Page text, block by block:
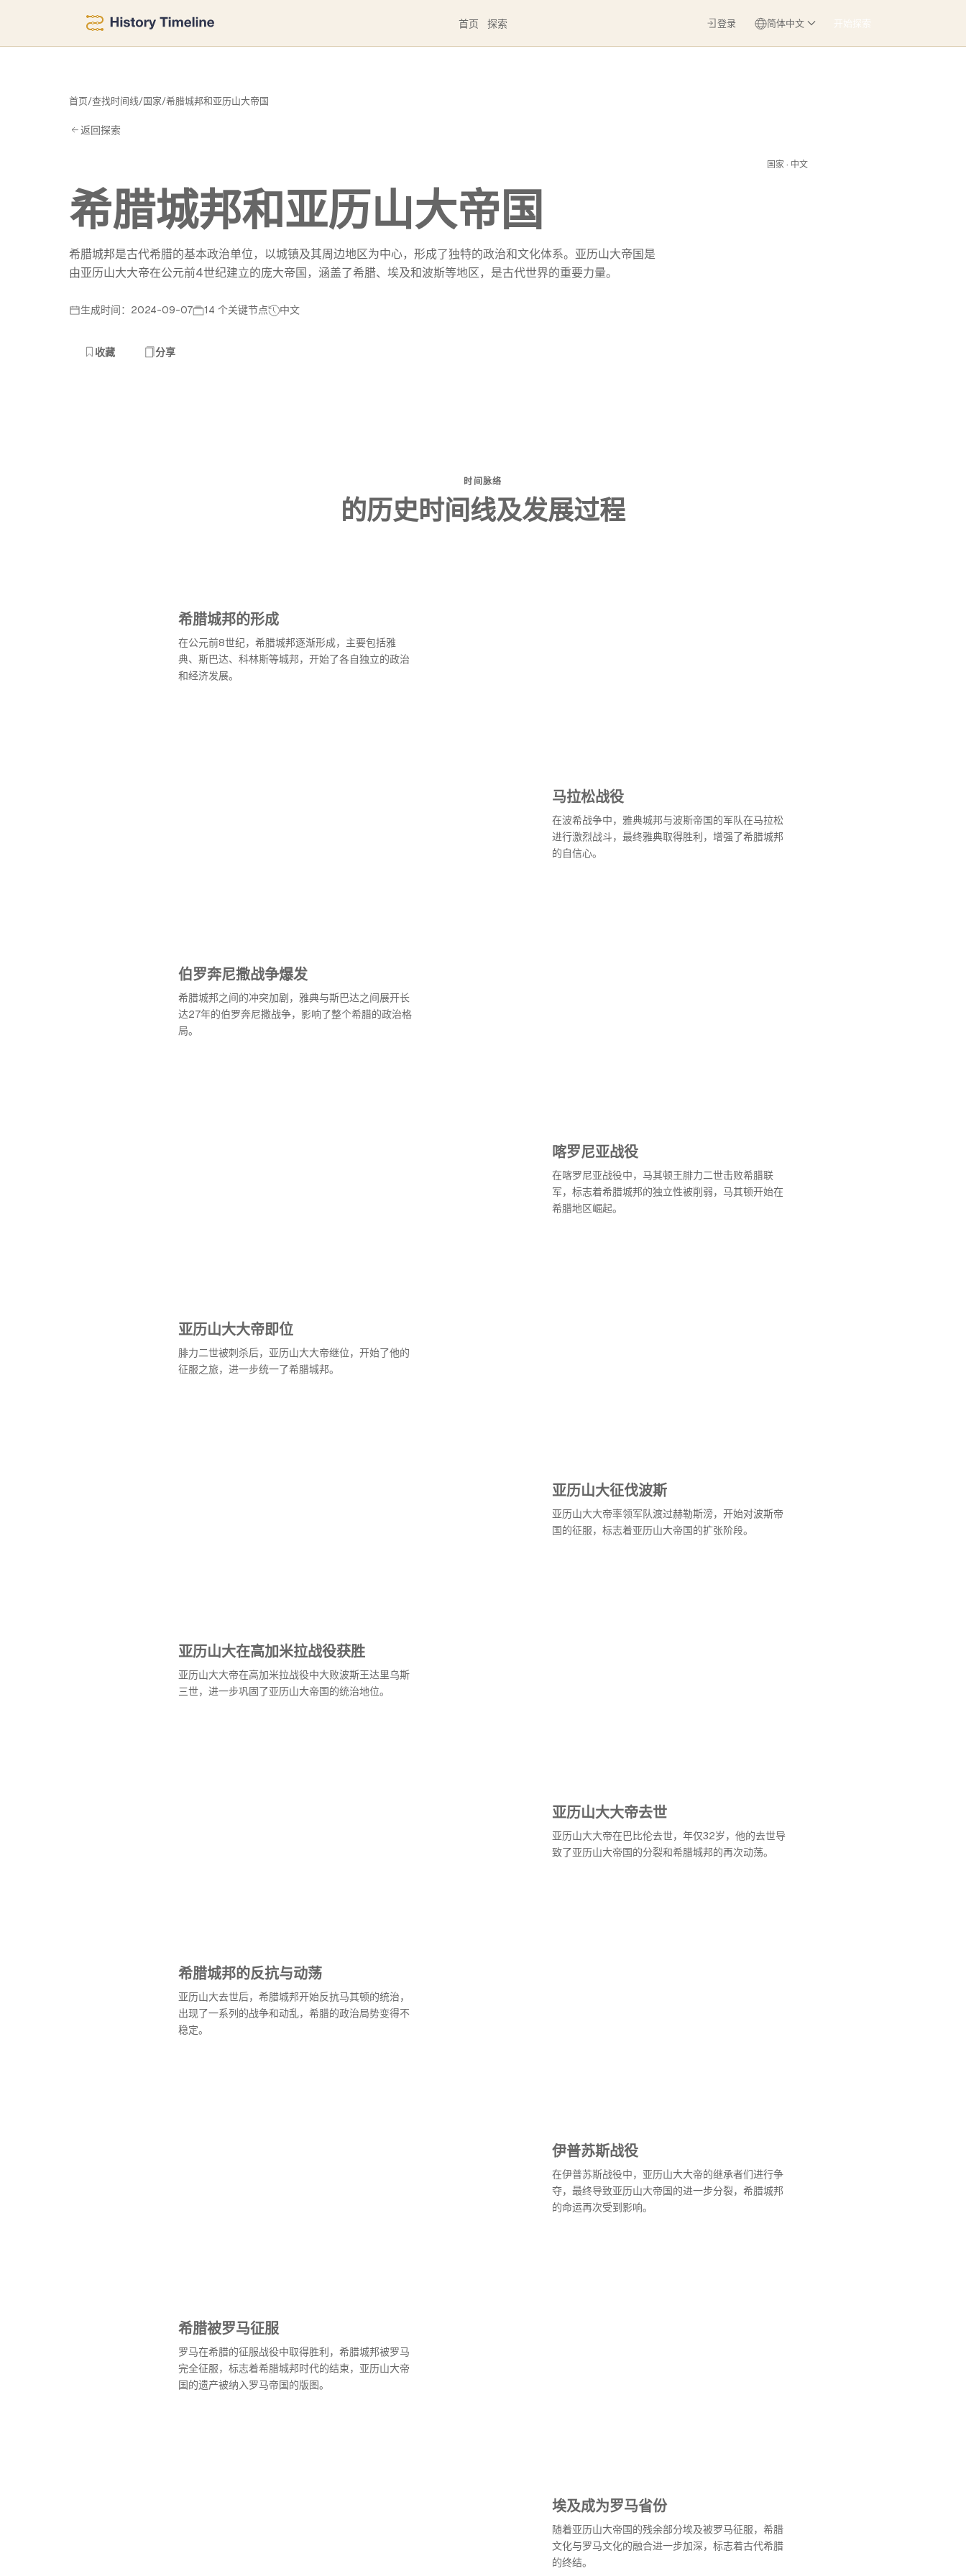
首页 探索 开始探索
登录 简体中文
首页/查找时间线/国家/希腊城邦和亚历山大帝国
返回探索
国家 · 中文
希腊城邦和亚历山大帝国
希腊城邦是古代希腊的基本政治单位，以城镇及其周边地区为中心，形成了独特的政治和文化体系。亚历山大帝国是
由亚历山大大帝在公元前4世纪建立的庞大帝国，涵盖了希腊、埃及和波斯等地区，是古代世界的重要力量。
生成时间：2024-09-07 14 个关键节点 中文
收藏 分享
时间脉络
的历史时间线及发展过程
希腊城邦的形成
在公元前8世纪，希腊城邦逐渐形成，主要包括雅
典、斯巴达、科林斯等城邦，开始了各自独立的政治
和经济发展。
马拉松战役
在波希战争中，雅典城邦与波斯帝国的军队在马拉松
进行激烈战斗，最终雅典取得胜利，增强了希腊城邦
的自信心。
伯罗奔尼撒战争爆发
希腊城邦之间的冲突加剧，雅典与斯巴达之间展开长
达27年的伯罗奔尼撒战争，影响了整个希腊的政治格
局。
喀罗尼亚战役
在喀罗尼亚战役中，马其顿王腓力二世击败希腊联
军，标志着希腊城邦的独立性被削弱，马其顿开始在
希腊地区崛起。
亚历山大大帝即位
腓力二世被刺杀后，亚历山大大帝继位，开始了他的
征服之旅，进一步统一了希腊城邦。
亚历山大征伐波斯
亚历山大大帝率领军队渡过赫勒斯滂，开始对波斯帝
国的征服，标志着亚历山大帝国的扩张阶段。
亚历山大在高加米拉战役获胜
亚历山大大帝在高加米拉战役中大败波斯王达里乌斯
三世，进一步巩固了亚历山大帝国的统治地位。
亚历山大大帝去世
亚历山大大帝在巴比伦去世，年仅32岁，他的去世导
致了亚历山大帝国的分裂和希腊城邦的再次动荡。
希腊城邦的反抗与动荡
亚历山大去世后，希腊城邦开始反抗马其顿的统治，
出现了一系列的战争和动乱，希腊的政治局势变得不
稳定。
伊普苏斯战役
在伊普苏斯战役中，亚历山大大帝的继承者们进行争
夺，最终导致亚历山大帝国的进一步分裂，希腊城邦
的命运再次受到影响。
希腊被罗马征服
罗马在希腊的征服战役中取得胜利，希腊城邦被罗马
完全征服，标志着希腊城邦时代的结束，亚历山大帝
国的遗产被纳入罗马帝国的版图。
埃及成为罗马省份
随着亚历山大帝国的残余部分埃及被罗马征服，希腊
文化与罗马文化的融合进一步加深，标志着古代希腊
的终结。